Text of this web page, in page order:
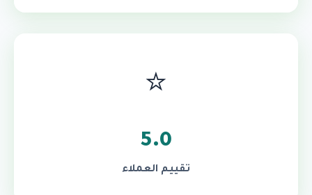
⭐
5.0
تقييم العملاء